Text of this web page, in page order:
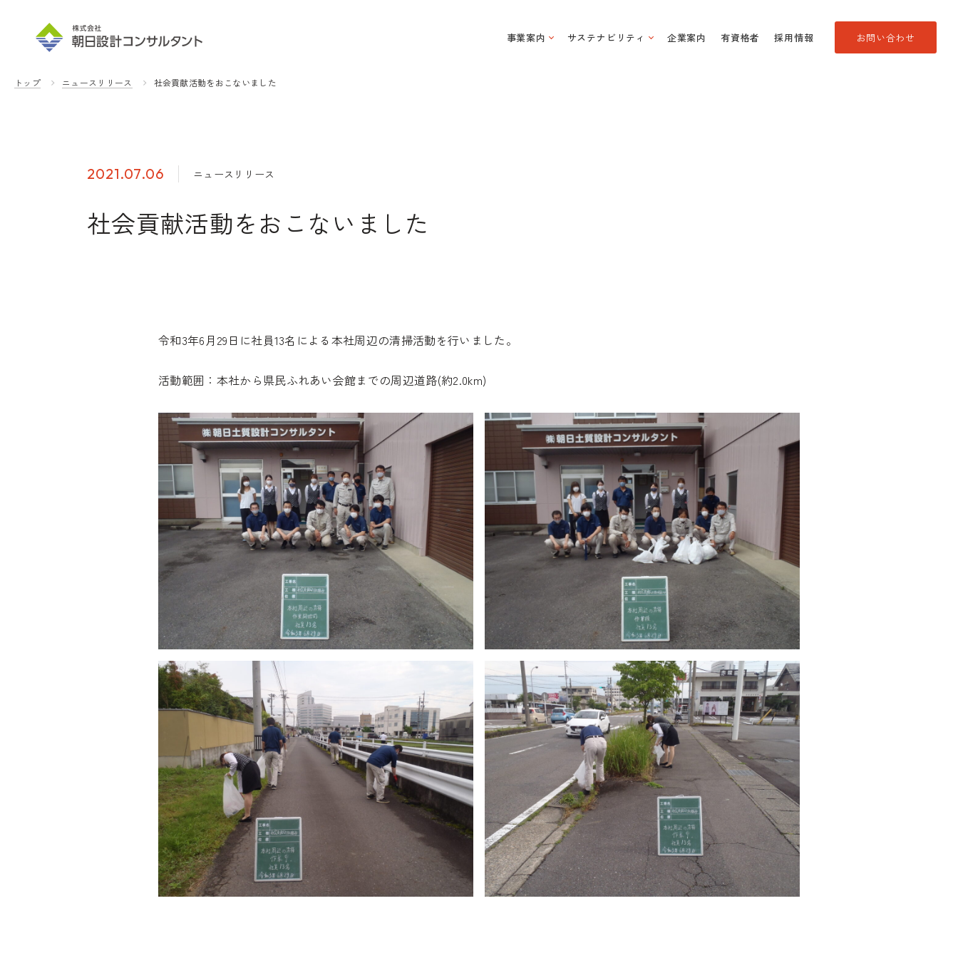
事業案内 サステナビリティ 企業案内 有資格者 採用情報 お問い合わせ
トップ ニュースリリース 社会貢献活動をおこないました
2021.07.06 ニュースリリース
社会貢献活動をおこないました
令和3年6月29日に社員13名による本社周辺の清掃活動を行いました。
活動範囲：本社から県民ふれあい会館までの周辺道路(約2.0km)